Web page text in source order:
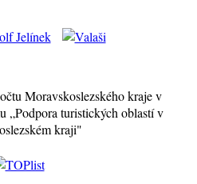
Moravskoslezského kraje v
„Podpora turistických oblastí v
kraji"